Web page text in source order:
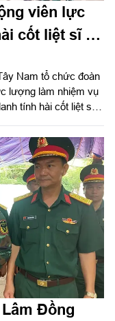
viên lực
cốt liệt sĩ tại
Nam tổ chức đoàn
lượng làm nhiệm vụ
tính hài cốt liệt sĩ
Đồng